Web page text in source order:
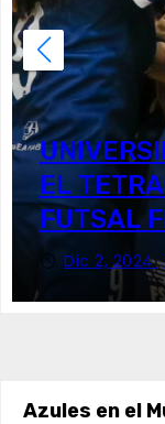
EL
FUTSAL
Dic 2, 2024
Azules en el